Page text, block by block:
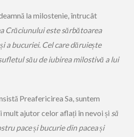
la milostenie, întrucât
Crăciunului este sărbătoarea
a bucuriei. Cel care dăruiește
său de iubirea milostivă a lui
Preafericirea Sa, suntem
mult ajutor celor aflați în nevoi și să
pace și bucurie din pacea și